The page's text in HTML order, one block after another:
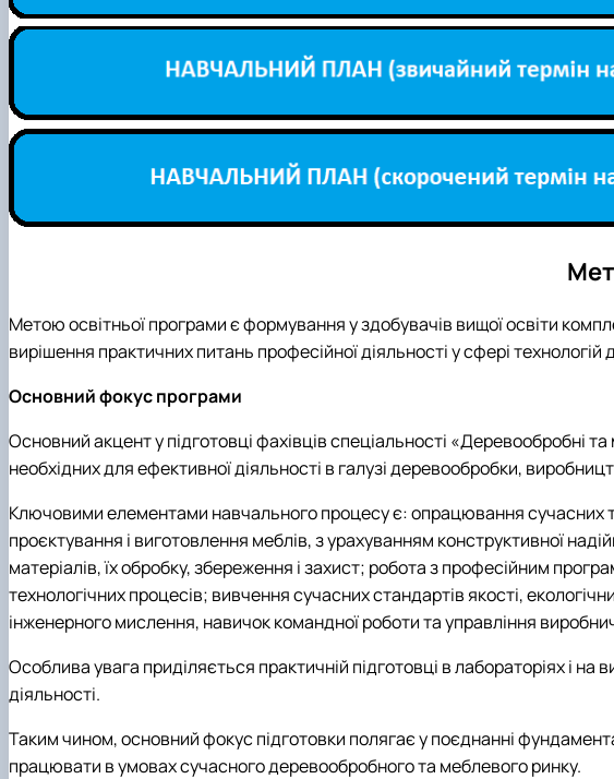
Метою освітньої програми є формування у здобувачів вищої освіти
вирішення практичних питань професійної діяльності у сфері
Основний фокус програми
Основний акцент у підготовці фахівців спеціальності «Деревообробні
необхідних для ефективної діяльності в галузі деревообробки,
Ключовими елементами навчального процесу є: опрацювання сучасних
проєктування і виготовлення меблів, з урахуванням конструктивної
матеріалів, їх обробку, збереження і захист; робота з професійним
технологічних процесів; вивчення сучасних стандартів якості,
інженерного мислення, навичок командної роботи та управління
Особлива увага приділяється практичній підготовці в лабораторіях і
діяльності.
Таким чином, основний фокус підготовки полягає у поєднанні
працювати в умовах сучасного деревообробного та меблевого ринку.